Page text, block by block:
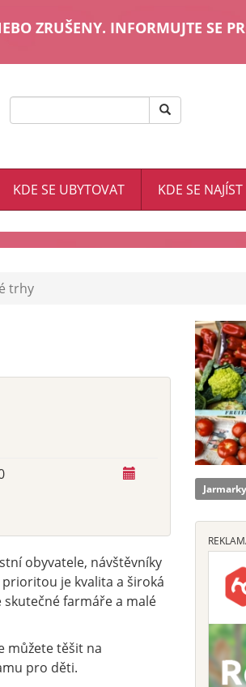
ZRUŠENY. INFORMUJTE SE
KDE SE UBYTOVAT KDE SE NAJÍST
trhy
obyvatele, návštěvníky
je kvalita a široká
farmáře a malé
můžete těšit na
pro děti.